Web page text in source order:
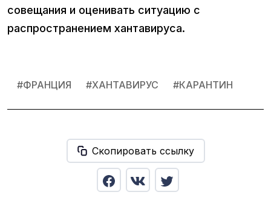
совещания и оценивать ситуацию с
распространением хантавируса.
#ФРАНЦИЯ #ХАНТАВИРУС #КАРАНТИН
Скопировать ссылку